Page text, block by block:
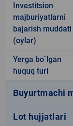
Investitsion
majburiyatlarni
bajarish muddati
(oylar)
Yerga bo`lgan
huquq turi
Buyurtmachi
Lot hujjatlari